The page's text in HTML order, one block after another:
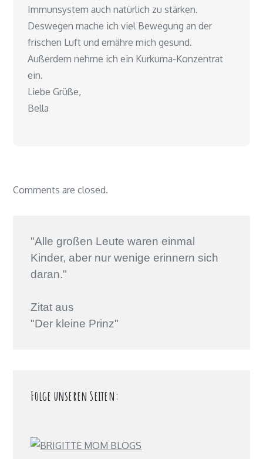
Immunsystem auch natürlich zu stärken.
Deswegen mache ich viel Bewegung an der
frischen Luft und ernähre mich gesund.
Außerdem nehme ich ein Kurkuma-Konzentrat
ein.
Liebe Grüße,
Bella
Comments are closed.
"Alle großen Leute waren einmal
Kinder, aber nur wenige erinnern sich
daran."
Zitat aus
"Der kleine Prinz"
Folge unseren Seiten: